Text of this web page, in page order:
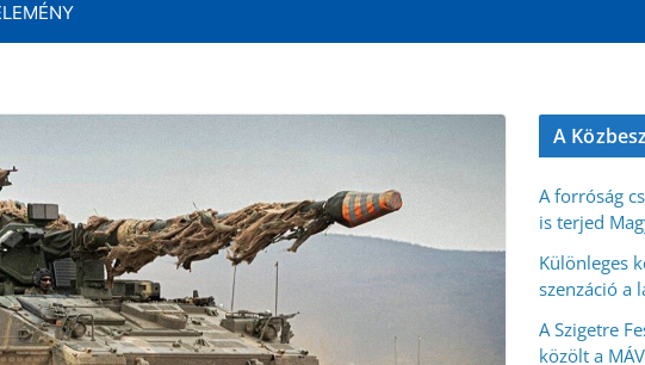
A
A forróság
is terjed
Különleges
szenzáció a
A Szigetre
közölt a